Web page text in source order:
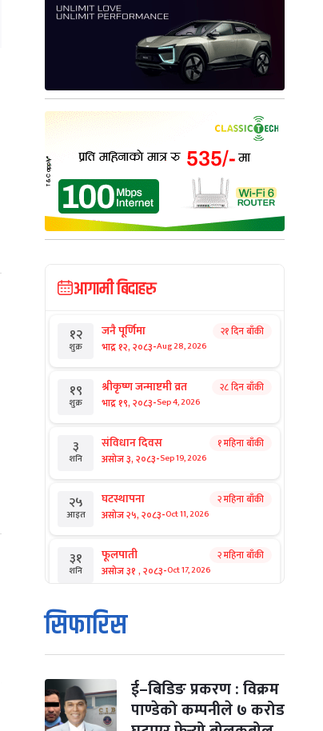
आगामी बिदाहरु
१२
शुक्र
जनै पूर्णिमा
भाद्र १२, २०८३-Aug 28, 2026
२१ दिन बाँकी
१९
शुक्र
श्रीकृष्ण जन्माष्टमी व्रत
भाद्र १९, २०८३-Sep 4, 2026
२८ दिन बाँकी
३
शनि
संविधान दिवस
असोज ३, २०८३-Sep 19, 2026
१ महिना बाँकी
२५
आइत
घटस्थापना
असोज २५, २०८३-Oct 11, 2026
२ महिना बाँकी
३१
शनि
फूलपाती
असोज ३१ , २०८३-Oct 17, 2026
२ महिना बाँकी
१
आइत
कार्तिक सङ्क्रान्ति
कार्तिक १, २०८३
मंगल कार्तिक ३, २०८३-Oct 20, 2026
४ विजयादशमी २ महिना बाँकी
सिफारिस
ई–बिडिङ प्रकरण : विक्रम
पाण्डेको कम्पनीले ७ करोड